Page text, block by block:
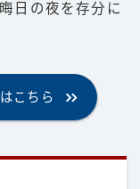
日の夜を存分に
こちら